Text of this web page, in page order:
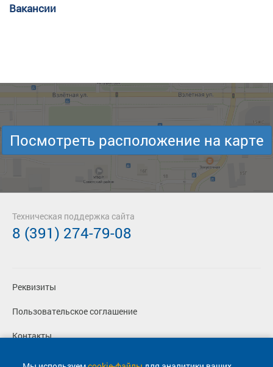
Вакансии
Посмотреть расположение на карте
Реквизиты
Пользовательское соглашение
Контакты
Политика конфиденциальности
Техническая поддержка сайта
8 (391) 274-79-08